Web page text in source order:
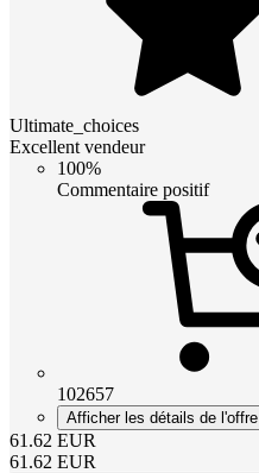
Ultimate_choices
Excellent vendeur
100%
Commentaire positif
102657
Afficher les détails de l'offre
61.62 EUR
61.62 EUR